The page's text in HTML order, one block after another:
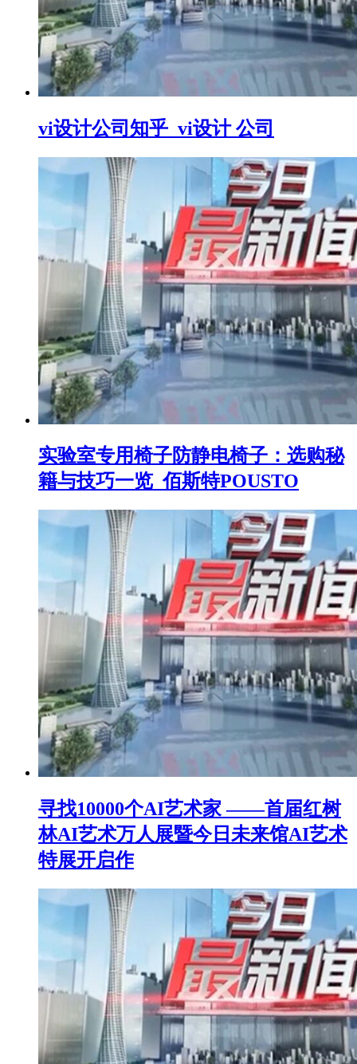
vi设计公司知乎_vi设计 公司
实验室专用椅子防静电椅子：选购秘
籍与技巧一览_佰斯特POUSTO
寻找10000个AI艺术家 ——首届红树
林AI艺术万人展暨今日未来馆AI艺术
特展开启作